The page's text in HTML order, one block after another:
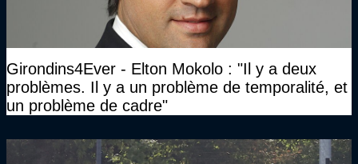
Girondins4Ever - Elton Mokolo : "Il y a deux
problèmes. Il y a un problème de temporalité, et
un problème de cadre"